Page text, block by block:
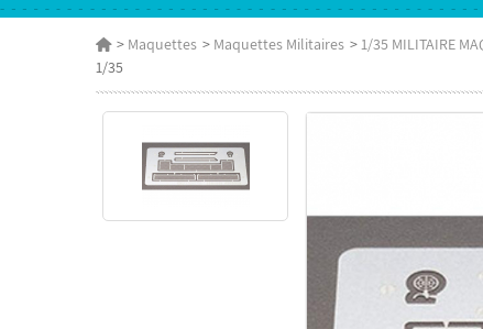
> Maquettes > Maquettes Militaires >1/35 MILITAIRE
1/35